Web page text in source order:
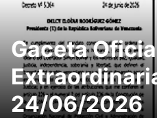
Gaceta
24/06/2026